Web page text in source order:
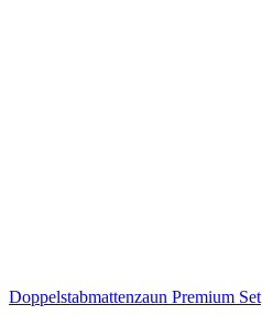
Doppelstabmattenzaun Premium Set